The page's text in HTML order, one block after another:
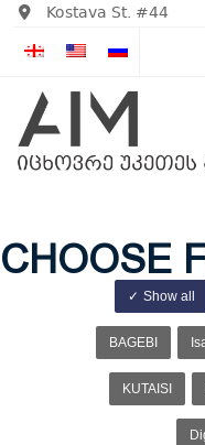
Kostava St. #44
CHOOSE
Show all
BAGEBI
KUTAISI